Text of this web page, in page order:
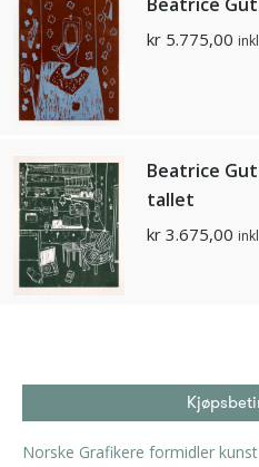
kr 5.775,00
Beatrice
tallet
kr 3.675,00
Norske Grafikere formidler